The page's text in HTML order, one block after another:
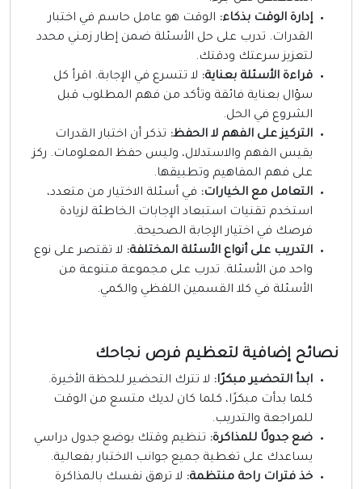
إدارة الوقت بذكاء:الوقت هو عامل حاسم في اختبار
القدرات. تدرب على حل الأسئلة ضمن إطار زمني محدد
لتعزيز سرعتك ودقتك.
قراءة الأسئلة بعناية:لا تتسرع في الإجابة. اقرأ كل
سؤال بعناية فائقة وتأكد من فهم المطلوب قبل
الشروع في الحل.
التركيز على الفهم لا الحفظ:تذكر أن اختبار القدرات
يقيس الفهم والاستدلال، وليس حفظ المعلومات. ركز
على فهم المفاهيم وتطبيقها.
التعامل مع الخيارات:في أسئلة الاختيار من متعدد،
استخدم تقنيات استبعاد الإجابات الخاطئة لزيادة
فرصك في اختيار الإجابة الصحيحة.
التدريب على أنواع الأسئلة المختلفة:لا تقتصر على نوع
واحد من الأسئلة. تدرب على مجموعة متنوعة من
الأسئلة في كلا القسمين اللفظي والكمي.
إضافية لتعظيم فرص نجاحك
ابدأ التحضير مبكرًا:لا تترك التحضير للحظة الأخيرة.
كلما بدأت مبكرًا، كلما كان لديك متسع من الوقت
للمراجعة والتدريب.
ضع جدولًا للمذاكرة:تنظيم وقتك بوضع جدول دراسي
يساعدك على تغطية جميع جوانب الاختبار بفعالية.
خذ فترات راحة منتظمة:لا ترهق نفسك بالمذاكرة